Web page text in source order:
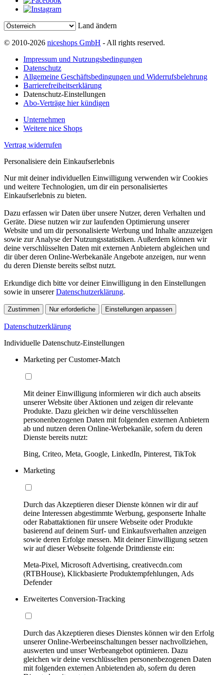
Land ändern
© 2010-2026 niceshops GmbH - All rights reserved.
Impressum und Nutzungsbedingungen
Datenschutz
Allgemeine Geschäftsbedingungen und Widerrufsbelehrung
Barrierefreiheitserklärung
Datenschutz-Einstellungen
Abo-Verträge hier kündigen
Unternehmen
Weitere nice Shops
Vertrag widerrufen
Personalisiere dein Einkaufserlebnis
Nur mit deiner individuellen Einwilligung verwenden wir Cookies
und weitere Technologien, um dir ein personalisiertes
Einkaufserlebnis zu bieten.
Dazu erfassen wir Daten über unsere Nutzer, deren Verhalten und
Geräte. Diese nutzen wir zur laufenden Optimierung unserer
Website und um dir personalisierte Werbung und Inhalte anzuzeigen
sowie zur Analyse der Nutzungsstatistiken. Außerdem können wir
deine verschlüsselten Daten mit externen Anbietern abgleichen und
dir über deren Online-Werbekanäle Angebote anzeigen, nur wenn
du deren Dienste bereits selbst nutzt.
Erkundige dich bitte vor deiner Einwilligung in den Einstellungen
sowie in unsererDatenschutzerklärung.
Zustimmen Nur erforderliche Einstellungen anpassen
Datenschutzerklärung
Individuelle Datenschutz-Einstellungen
Marketing per Customer-Match
Mit deiner Einwilligung informieren wir dich auch abseits
unserer Website über Aktionen und zeigen dir relevante
Produkte. Dazu gleichen wir deine verschlüsselten
personenbezogenen Daten mit folgenden externen Anbietern
ab und nutzen deren Online-Werbekanäle, sofern du deren
Dienste bereits nutzt:
Bing, Criteo, Meta, Google, LinkedIn, Pinterest, TikTok
Marketing
Durch das Akzeptieren dieser Dienste können wir dir auf
deine Interessen abgestimmte Werbung, gesponserte Inhalte
oder Rabattaktionen für unsere Webseite oder Produkte
basierend auf deinem Surf- und Einkaufsverhalten anzeigen
sowie deren Erfolge messen. Mit deiner Einwilligung setzen
wir auf dieser Webseite folgende Drittdienste ein:
Meta-Pixel, Microsoft Advertising, creativecdn.com
(RTBHouse), Klickbasierte Produktempfehlungen, Ads
Defender
Erweitertes Conversion-Tracking
Durch das Akzeptieren dieses Dienstes können wir den Erfolg
unserer Online-Werbeeinschaltungen besser nachvollziehen,
auswerten und unser Werbeangebot optimieren. Dazu
gleichen wir deine verschlüsselten personenbezogenen Daten
mit folgenden externen Anbietenden ab, sofern du deren